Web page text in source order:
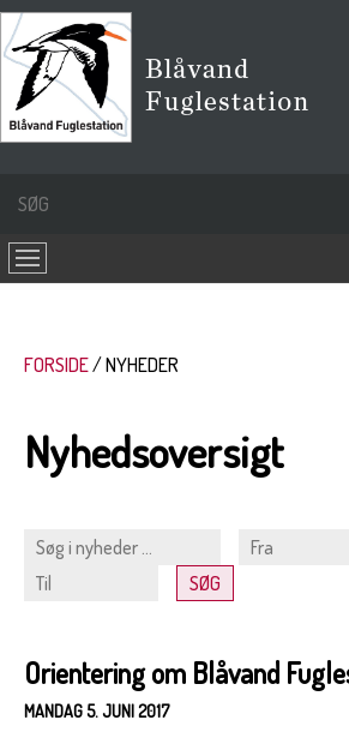
FORSIDE NYHEDER
Nyhedsoversigt
Orientering om Blåvand
MANDAG 5. JUNI 2017